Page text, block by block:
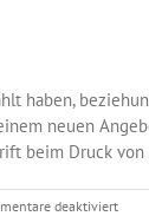
haben,
neuen
beim Druck
deaktiviertfür